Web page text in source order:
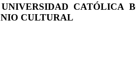
CATÓLICA
CULTURAL